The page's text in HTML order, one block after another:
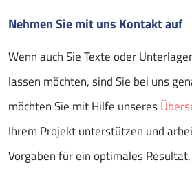
Nehmen Sie mit uns Kontakt auf
Wenn auch Sie Texte oder
lassen möchten, sind Sie bei uns
möchten Sie mit Hilfe unseres
Ihrem Projekt unterstützen und
Vorgaben für ein optimales Resultat.